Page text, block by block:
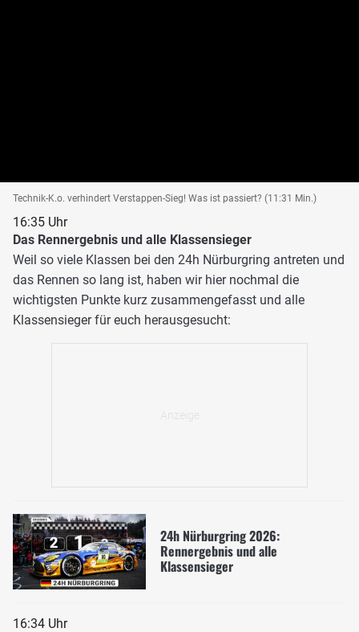
Technik-K.o. verhindert Verstappen-Sieg! Was ist passiert? (11:31 Min.)
16:35 Uhr
Das Rennergebnis und alle Klassensieger
Weil so viele Klassen bei den 24h Nürburgring antreten und
das Rennen so lang ist, haben wir hier nochmal die
wichtigsten Punkte kurz zusammengefasst und alle
Klassensieger für euch herausgesucht:
24h Nürburgring 2026:
Rennergebnis und alle
Klassensieger
16:34 Uhr